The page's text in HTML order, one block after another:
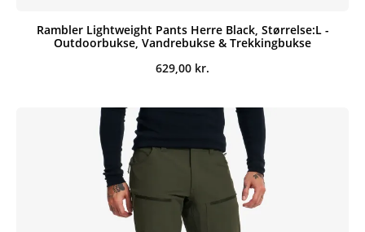
Rambler Lightweight Pants Herre Black, Størrelse:L -
Outdoorbukse, Vandrebukse & Trekkingbukse
629,00 kr.